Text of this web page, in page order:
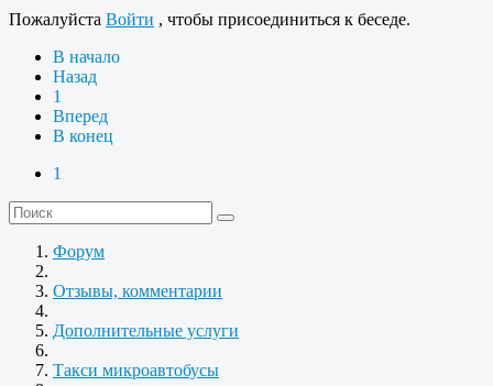
Пожалуйста Войти , чтобы присоединиться к беседе.
В начало
Назад
1
Вперед
В конец
1
Форум
Отзывы, комментарии
Дополнительные услуги
Такси микроавтобусы